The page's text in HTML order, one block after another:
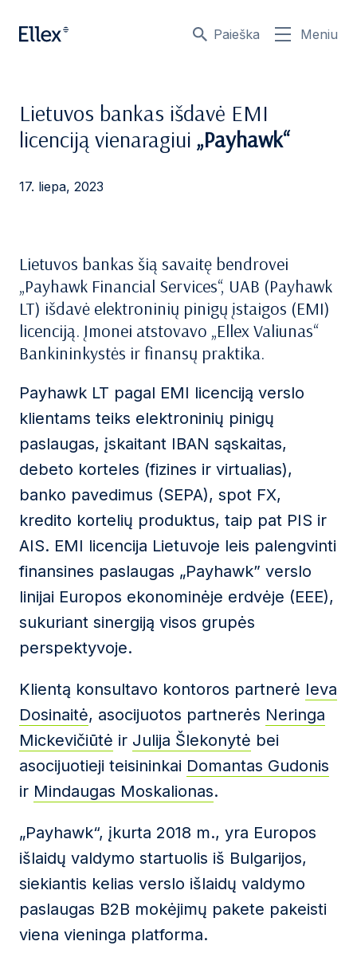
Paieška Meniu
Lietuvos bankas išdavė EMI
licenciją vienaragiui „Payhawk“
17. liepa, 2023
Lietuvos bankas šią savaitę bendrovei
„Payhawk Financial Services“, UAB (Payhawk
LT) išdavė elektroninių pinigų įstaigos (EMI)
licenciją. Įmonei atstovavo „Ellex Valiunas“
Bankininkystės ir finansų praktika.
Payhawk LT pagal EMI licenciją verslo
klientams teiks elektroninių pinigų
paslaugas, įskaitant IBAN sąskaitas,
debeto korteles (fizines ir virtualias),
banko pavedimus (SEPA), spot FX,
kredito kortelių produktus, taip pat PIS ir
AIS. EMI licencija Lietuvoje leis palengvinti
finansines paslaugas „Payhawk” verslo
linijai Europos ekonominėje erdvėje (EEE),
sukuriant sinergiją visos grupės
perspektyvoje.
Klientą konsultavo kontoros partnerė Ieva
Dosinaitė, asocijuotos partnerės Neringa
Mickevičiūtė ir Julija Šlekonytė bei
asocijuotieji teisininkai Domantas Gudonis
ir Mindaugas Moskalionas.
„Payhawk“, įkurta 2018 m., yra Europos
išlaidų valdymo startuolis iš Bulgarijos,
siekiantis kelias verslo išlaidų valdymo
paslaugas B2B mokėjimų pakete pakeisti
viena vieninga platforma.